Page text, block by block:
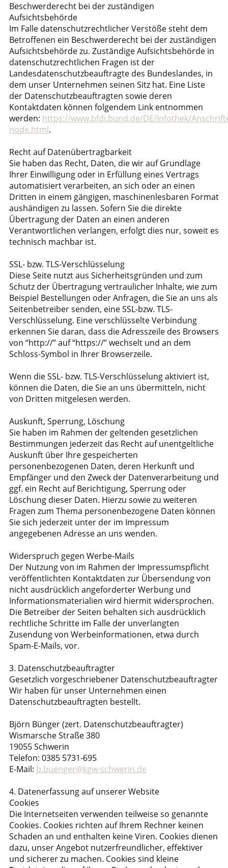
Beschwerderecht bei der zuständigen
Aufsichtsbehörde
Im Falle datenschutzrechtlicher Verstöße steht dem
Betroffenen ein Beschwerderecht bei der zuständigen
Aufsichtsbehörde zu. Zuständige Aufsichtsbehörde in
datenschutzrechtlichen Fragen ist der
Landesdatenschutzbeauftragte des Bundeslandes, in
dem unser Unternehmen seinen Sitz hat. Eine Liste
der Datenschutzbeauftragten sowie deren
Kontaktdaten können folgendem Link entnommen
werden: https://www.bfdi.bund.de/DE/Infothek/
node.html.
Recht auf Datenübertragbarkeit
Sie haben das Recht, Daten, die wir auf Grundlage
Ihrer Einwilligung oder in Erfüllung eines Vertrags
automatisiert verarbeiten, an sich oder an einen
Dritten in einem gängigen, maschinenlesbaren Format
aushändigen zu lassen. Sofern Sie die direkte
Übertragung der Daten an einen anderen
Verantwortlichen verlangen, erfolgt dies nur, soweit es
technisch machbar ist.
SSL- bzw. TLS-Verschlüsselung
Diese Seite nutzt aus Sicherheitsgründen und zum
Schutz der Übertragung vertraulicher Inhalte, wie zum
Beispiel Bestellungen oder Anfragen, die Sie an uns als
Seitenbetreiber senden, eine SSL-bzw. TLS-
Verschlüsselung. Eine verschlüsselte Verbindung
erkennen Sie daran, dass die Adresszeile des Browsers
von “http://” auf “https://” wechselt und an dem
Schloss-Symbol in Ihrer Browserzeile.
Wenn die SSL- bzw. TLS-Verschlüsselung aktiviert ist,
können die Daten, die Sie an uns übermitteln, nicht
von Dritten mitgelesen werden.
Auskunft, Sperrung, Löschung
Sie haben im Rahmen der geltenden gesetzlichen
Bestimmungen jederzeit das Recht auf unentgeltliche
Auskunft über Ihre gespeicherten
personenbezogenen Daten, deren Herkunft und
Empfänger und den Zweck der Datenverarbeitung und
ggf. ein Recht auf Berichtigung, Sperrung oder
Löschung dieser Daten. Hierzu sowie zu weiteren
Fragen zum Thema personenbezogene Daten können
Sie sich jederzeit unter der im Impressum
angegebenen Adresse an uns wenden.
Widerspruch gegen Werbe-Mails
Der Nutzung von im Rahmen der Impressumspflicht
veröffentlichten Kontaktdaten zur Übersendung von
nicht ausdrücklich angeforderter Werbung und
Informationsmaterialien wird hiermit widersprochen.
Die Betreiber der Seiten behalten sich ausdrücklich
rechtliche Schritte im Falle der unverlangten
Zusendung von Werbeinformationen, etwa durch
Spam-E-Mails, vor.
3. Datenschutzbeauftragter
Gesetzlich vorgeschriebener Datenschutzbeauftragter
Wir haben für unser Unternehmen einen
Datenschutzbeauftragten bestellt.
Björn Bünger (zert. Datenschutzbeauftragter)
Wismarsche Straße 380
19055 Schwerin
Telefon: 0385 5731-695
E-Mail: b.buenger@kgw-schwerin.de
4. Datenerfassung auf unserer Website
Cookies
Die Internetseiten verwenden teilweise so genannte
Cookies. Cookies richten auf Ihrem Rechner keinen
Schaden an und enthalten keine Viren. Cookies dienen
dazu, unser Angebot nutzerfreundlicher, effektiver
und sicherer zu machen. Cookies sind kleine